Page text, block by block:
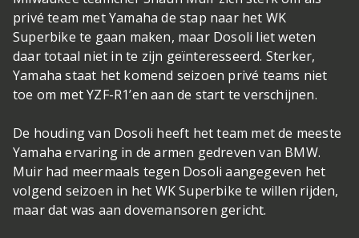
privé team met Yamaha de stap naar het WK
Superbike te gaan maken, maar Dosoli liet weten
daar totaal niet in te zijn geïnteresseerd. Sterker,
Yamaha staat het komend seizoen privé teams niet
toe om met YZF-R1’en aan de start te verschijnen.
De houding van Dosoli heeft het team met de meeste
Yamaha ervaring in de armen gedreven van BMW.
Muir had meermaals tegen Dosoli aangegeven het
volgend seizoen in het WK Superbike te willen rijden,
maar dat was aan dovemansoren gericht.